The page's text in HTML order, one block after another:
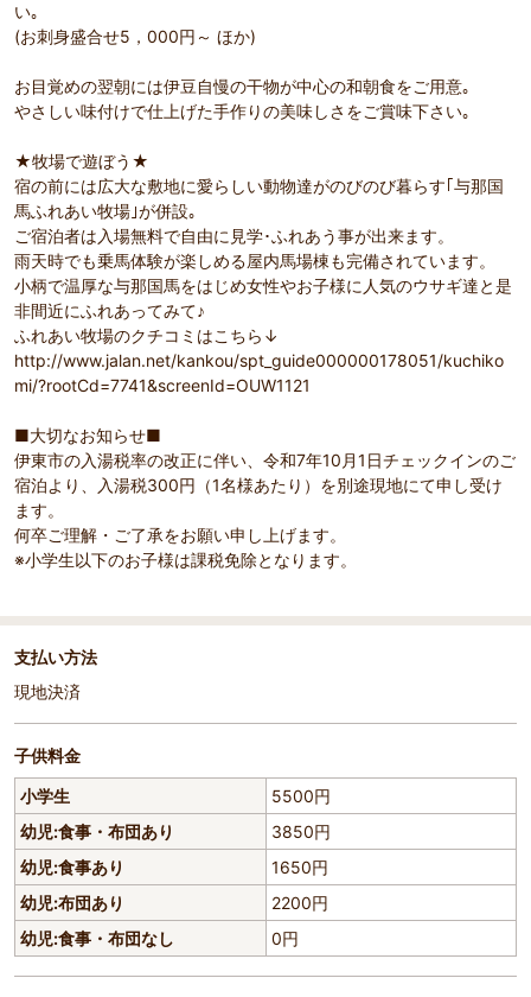
い｡
(お刺身盛合せ5，000円～ ほか)
お目覚めの翌朝には伊豆自慢の干物が中心の和朝食をご用意｡
やさしい味付けで仕上げた手作りの美味しさをご賞味下さい｡
★牧場で遊ぼう★
宿の前には広大な敷地に愛らしい動物達がのびのび暮らす｢与那国
馬ふれあい牧場｣が併設｡
ご宿泊者は入場無料で自由に見学･ふれあう事が出来ます。
雨天時でも乗馬体験が楽しめる屋内馬場棟も完備されています。
小柄で温厚な与那国馬をはじめ女性やお子様に人気のウサギ達と是
非間近にふれあってみて♪
ふれあい牧場のクチコミはこちら↓
http://www.jalan.net/kankou/spt_guide000000178051/kuchiko
mi/?rootCd=7741&screenId=OUW1121
■大切なお知らせ■
伊東市の入湯税率の改正に伴い、令和7年10月1日チェックインのご
宿泊より、入湯税300円（1名様あたり）を別途現地にて申し受け
ます。
何卒ご理解・ご了承をお願い申し上げます。
※小学生以下のお子様は課税免除となります。
支払い方法
現地決済
子供料金
小学生
5500円
幼児:食事・布団あり
3850円
幼児:食事あり
1650円
幼児:布団あり
2200円
幼児:食事・布団なし
0円